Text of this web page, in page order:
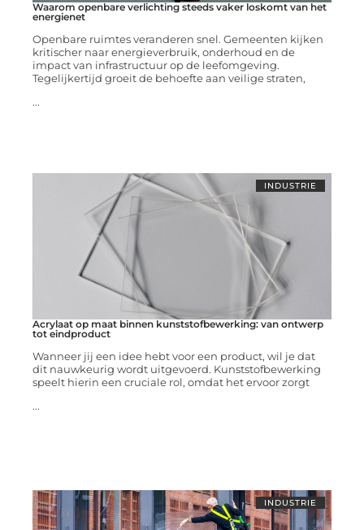
Waarom openbare verlichting steeds vaker loskomt van het
energienet
Openbare ruimtes veranderen snel. Gemeenten kijken
kritischer naar energieverbruik, onderhoud en de
impact van infrastructuur op de leefomgeving.
Tegelijkertijd groeit de behoefte aan veilige straten,
...
INDUSTRIE
Acrylaat op maat binnen kunststofbewerking: van ontwerp
tot eindproduct
Wanneer jij een idee hebt voor een product, wil je dat
dit nauwkeurig wordt uitgevoerd. Kunststofbewerking
speelt hierin een cruciale rol, omdat het ervoor zorgt
...
INDUSTRIE